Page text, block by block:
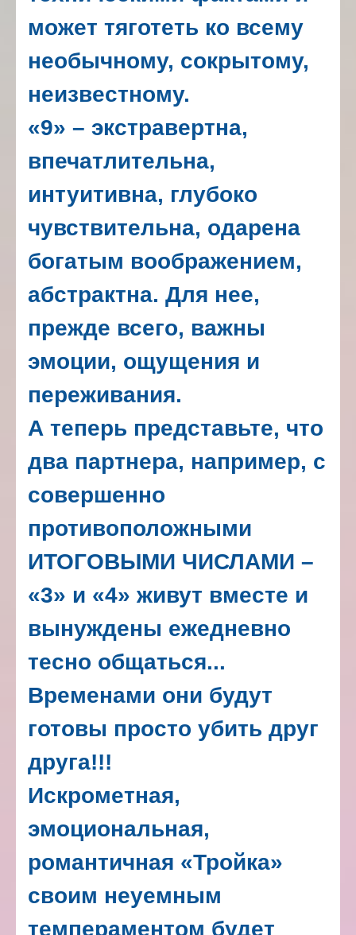
может тяготеть ко всему
необычному, сокрытому,
неизвестному.
«9» – экстравертна,
впечатлительна,
интуитивна, глубоко
чувствительна, одарена
богатым воображением,
абстрактна. Для нее,
прежде всего, важны
эмоции, ощущения и
переживания.
А теперь представьте, что
два партнера, например, с
совершенно
противоположными
ИТОГОВЫМИ ЧИСЛАМИ –
«3» и «4» живут вместе и
вынуждены ежедневно
тесно общаться...
Временами они будут
готовы просто убить друг
друга!!!
Искрометная,
эмоциональная,
романтичная «Тройка»
своим неуемным
темпераментом будет